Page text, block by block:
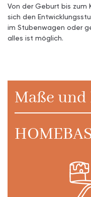
Von der Geburt bis zum
sich den
im Stubenwagen oder
alles ist möglich.
Maße